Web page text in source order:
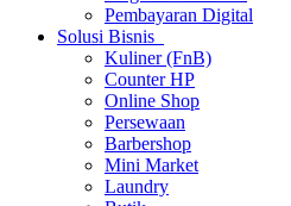
Pembayaran Digital
Solusi Bisnis
Kuliner (FnB)
Counter HP
Online Shop
Persewaan
Barbershop
Mini Market
Laundry